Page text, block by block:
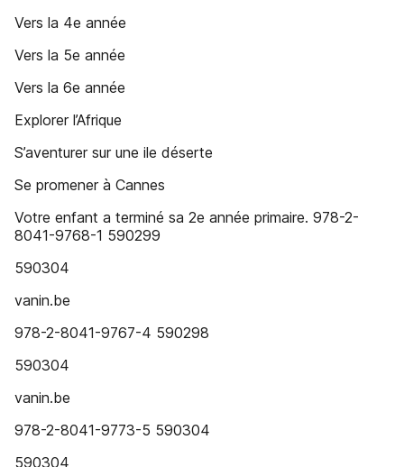
Vers la 4e année
Vers la 5e année
Vers la 6e année
Explorer l’Afrique
S’aventurer sur une ile déserte
Se promener à Cannes
Votre enfant a terminé sa 2e année primaire. 978-2-
8041-9768-1 590299
590304
vanin.be
978-2-8041-9767-4 590298
590304
vanin.be
978-2-8041-9773-5 590304
590304